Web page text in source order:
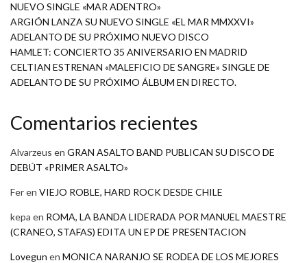
NUEVO SINGLE «MAR ADENTRO»
ARGIÓN LANZA SU NUEVO SINGLE «EL MAR MMXXVI»
ADELANTO DE SU PRÓXIMO NUEVO DISCO
HAMLET: CONCIERTO 35 ANIVERSARIO EN MADRID
CELTIAN ESTRENAN «MALEFICIO DE SANGRE» SINGLE DE
ADELANTO DE SU PRÓXIMO ÁLBUM EN DIRECTO.
Comentarios recientes
Alvarzeus en GRAN ASALTO BAND PUBLICAN SU DISCO DE
DEBÚT «PRIMER ASALTO»
Feren VIEJO ROBLE, HARD ROCK DESDE CHILE
kepa en ROMA, LA BANDA LIDERADA POR MANUEL MAESTRE
(CRANEO, STAFAS) EDITA UN EP DE PRESENTACION
Lovegun en MONICA NARANJO SE RODEA DE LOS MEJORES